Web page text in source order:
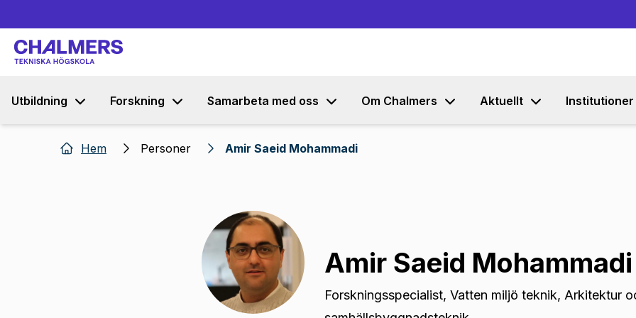
Utbildning Forskning Samarbeta med oss Om Chalmers Aktuellt Institutioner
Hem Personer Amir Saeid Mohammadi
Amir Saeid Mohammadi
Forskningsspecialist, Vatten miljö teknik, Arkitektur